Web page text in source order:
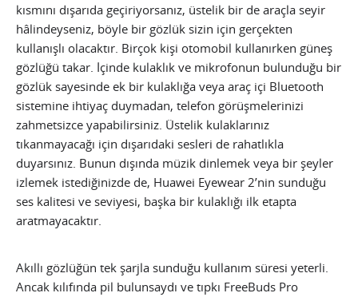
kısmını dışarıda geçiriyorsanız, üstelik bir de araçla seyir
hâlindeyseniz, böyle bir gözlük sizin için gerçekten
kullanışlı olacaktır. Birçok kişi otomobil kullanırken güneş
gözlüğü takar. İçinde kulaklık ve mikrofonun bulunduğu bir
gözlük sayesinde ek bir kulaklığa veya araç içi Bluetooth
sistemine ihtiyaç duymadan, telefon görüşmelerinizi
zahmetsizce yapabilirsiniz. Üstelik kulaklarınız
tıkanmayacağı için dışarıdaki sesleri de rahatlıkla
duyarsınız. Bunun dışında müzik dinlemek veya bir şeyler
izlemek istediğinizde de, Huawei Eyewear 2’nin sunduğu
ses kalitesi ve seviyesi, başka bir kulaklığı ilk etapta
aratmayacaktır.
Akıllı gözlüğün tek şarjla sunduğu kullanım süresi yeterli.
Ancak kılıfında pil bulunsaydı ve tıpkı FreeBuds Pro